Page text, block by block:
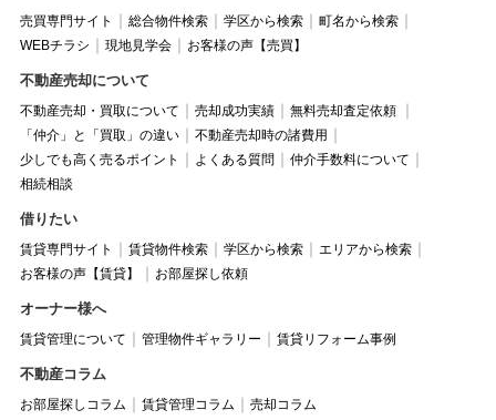
売買専門サイト 総合物件検索 学区から検索
町名から検索
WEBチラシ
現地見学会 お客様の声【売買】
不動産売却について
不動産売却・買取について 売却成功実績
無料売却査定依頼
「仲介」と「買取」の違い
不動産売却時の諸費用
少しでも高く売るポイント
よくある質問
仲介手数料について
相続相談
借りたい
賃貸専門サイト 賃貸物件検索 学区から検索
エリアから検索
お客様の声【賃貸】
お部屋探し依頼
オーナー様へ
賃貸管理について 管理物件ギャラリー 賃貸リフォーム事例
不動産コラム
お部屋探しコラム 賃貸管理コラム 売却コラム